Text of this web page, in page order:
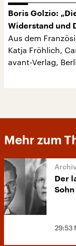
Boris Golzio:
Widerstand und
Aus dem
Katja Fröhlich,
avant-Verlag,
Mehr zum
Der
Sohn
29:53